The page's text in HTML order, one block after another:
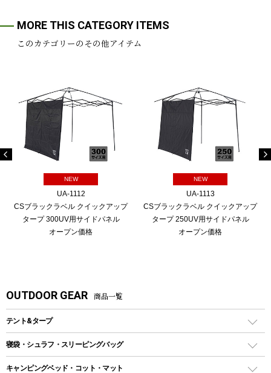
MORE THIS CATEGORY ITEMS
このカテゴリーのその他アイテム
NEW
UA-1112
CSブラックラベル クイックアップ
タープ 300UV用サイドパネル
オープン価格
NEW
UA-1113
CSブラックラベル クイックアップ
タープ 250UV用サイドパネル
オープン価格
OUTDOOR GEAR 商品一覧
テント&タープ
テント
寝袋・シュラフ・スリーピングバッグ
レクタングラー型（封筒型）シュラフ
キャンピングベッド・コット・マット